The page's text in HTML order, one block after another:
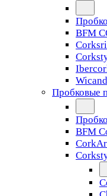
BFM
Пробковые
BFM